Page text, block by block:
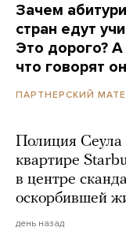
Зачем
стран едут
Это дорого?
что говорят
ПАРТНЕРСКИЙ
Полиция Сеула
квартире
в центре
оскорбившей
день назад